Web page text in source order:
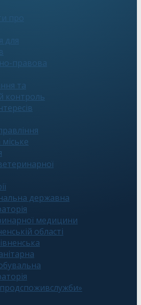
про
для
правова
та
контроль
державна
медицини
області